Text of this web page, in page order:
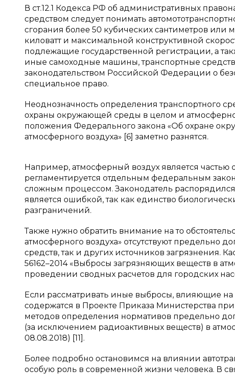
В ст.12.1 Кодекса РФ об административных
средством следует понимать
сгорания более 50 кубических сантиметров
киловатт и максимальной конструктивной
подлежащие государственной регистрации, а
иные самоходные машины, транспортные
законодательством Российской Федерации о
специальное право.
Неоднозначность определения транспортного
охраны окружающей среды в целом и
положения Федерального закона «Об охране
атмосферного воздуха» [6] заметно разнятся.
Например, атмосферный воздух является
регламентируется отдельным федеральным
сложным процессом. Законодатель
является ошибкой, так как единство
разграничений.
Также нужно обратить внимание на то
атмосферного воздуха» отсутствуют предельно
средств, так и других источников загрязнения.
56162–2014 «Выбросы загрязняющих веществ в
проведении сводных расчетов для городских
Если рассматривать иные выбросы, влияющие на
содержатся в Проекте Приказа Министерства
методов определения нормативов предельно
(за исключением радиоактивных веществ) в
08.08.2018) [11].
Более подробно остановимся на влиянии
особую роль в современной жизни человека. В